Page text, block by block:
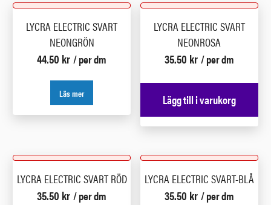
LYCRA ELECTRIC SVART
NEONGRÖN
44.50 kr / per dm
Läs mer
LYCRA ELECTRIC SVART
NEONROSA
35.50 kr / per dm
Lägg till i varukorg
LYCRA ELECTRIC SVART RÖD
35.50 kr / per dm
LYCRA ELECTRIC SVART-BLÅ
35.50 kr / per dm